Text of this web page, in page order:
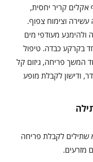
אקלים קריר יחסית,
עשירה וצימוח צפוף.
מעודפי מים
בקרקע כבדה. טיפול
המשך פריחה, גיזום קל
ודישון לקבלת מופע
שתילים לקבלת פריחה
מזרעים.